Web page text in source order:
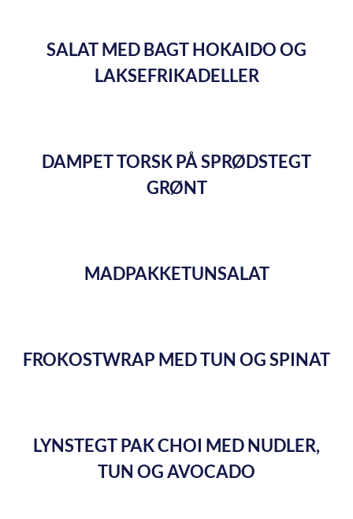
SALAT MED BAGT HOKAIDO OG
LAKSEFRIKADELLER
DAMPET TORSK PÅ SPRØDSTEGT
GRØNT
MADPAKKETUNSALAT
FROKOSTWRAP MED TUN OG SPINAT
LYNSTEGT PAK CHOI MED NUDLER,
TUN OG AVOCADO